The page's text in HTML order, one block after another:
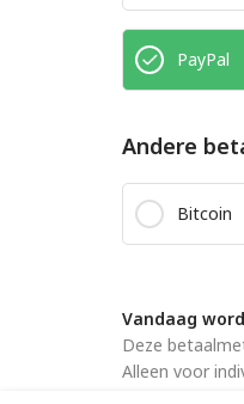
PayPal
Andere
Bitcoin
Vandaag
Deze
Alleen voor